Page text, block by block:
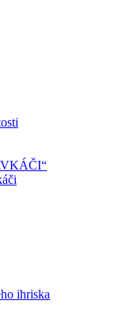
ihriska